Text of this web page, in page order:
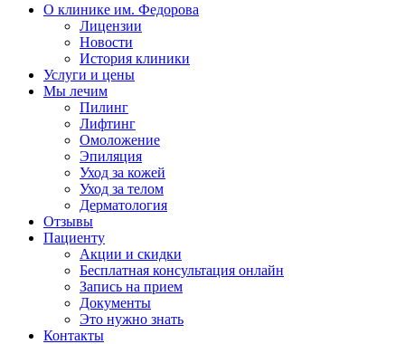
О клинике им. Федорова
Лицензии
Новости
История клиники
Услуги и цены
Мы лечим
Пилинг
Лифтинг
Омоложение
Эпиляция
Уход за кожей
Уход за телом
Дерматология
Отзывы
Пациенту
Акции и скидки
Бесплатная консультация онлайн
Запись на прием
Документы
Это нужно знать
Контакты